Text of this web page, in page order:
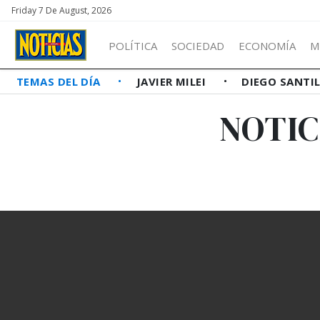
Friday 7 De August, 2026
POLÍTICA SOCIEDAD ECONOMÍA
TEMAS DEL DÍA JAVIER MILEI DIEGO